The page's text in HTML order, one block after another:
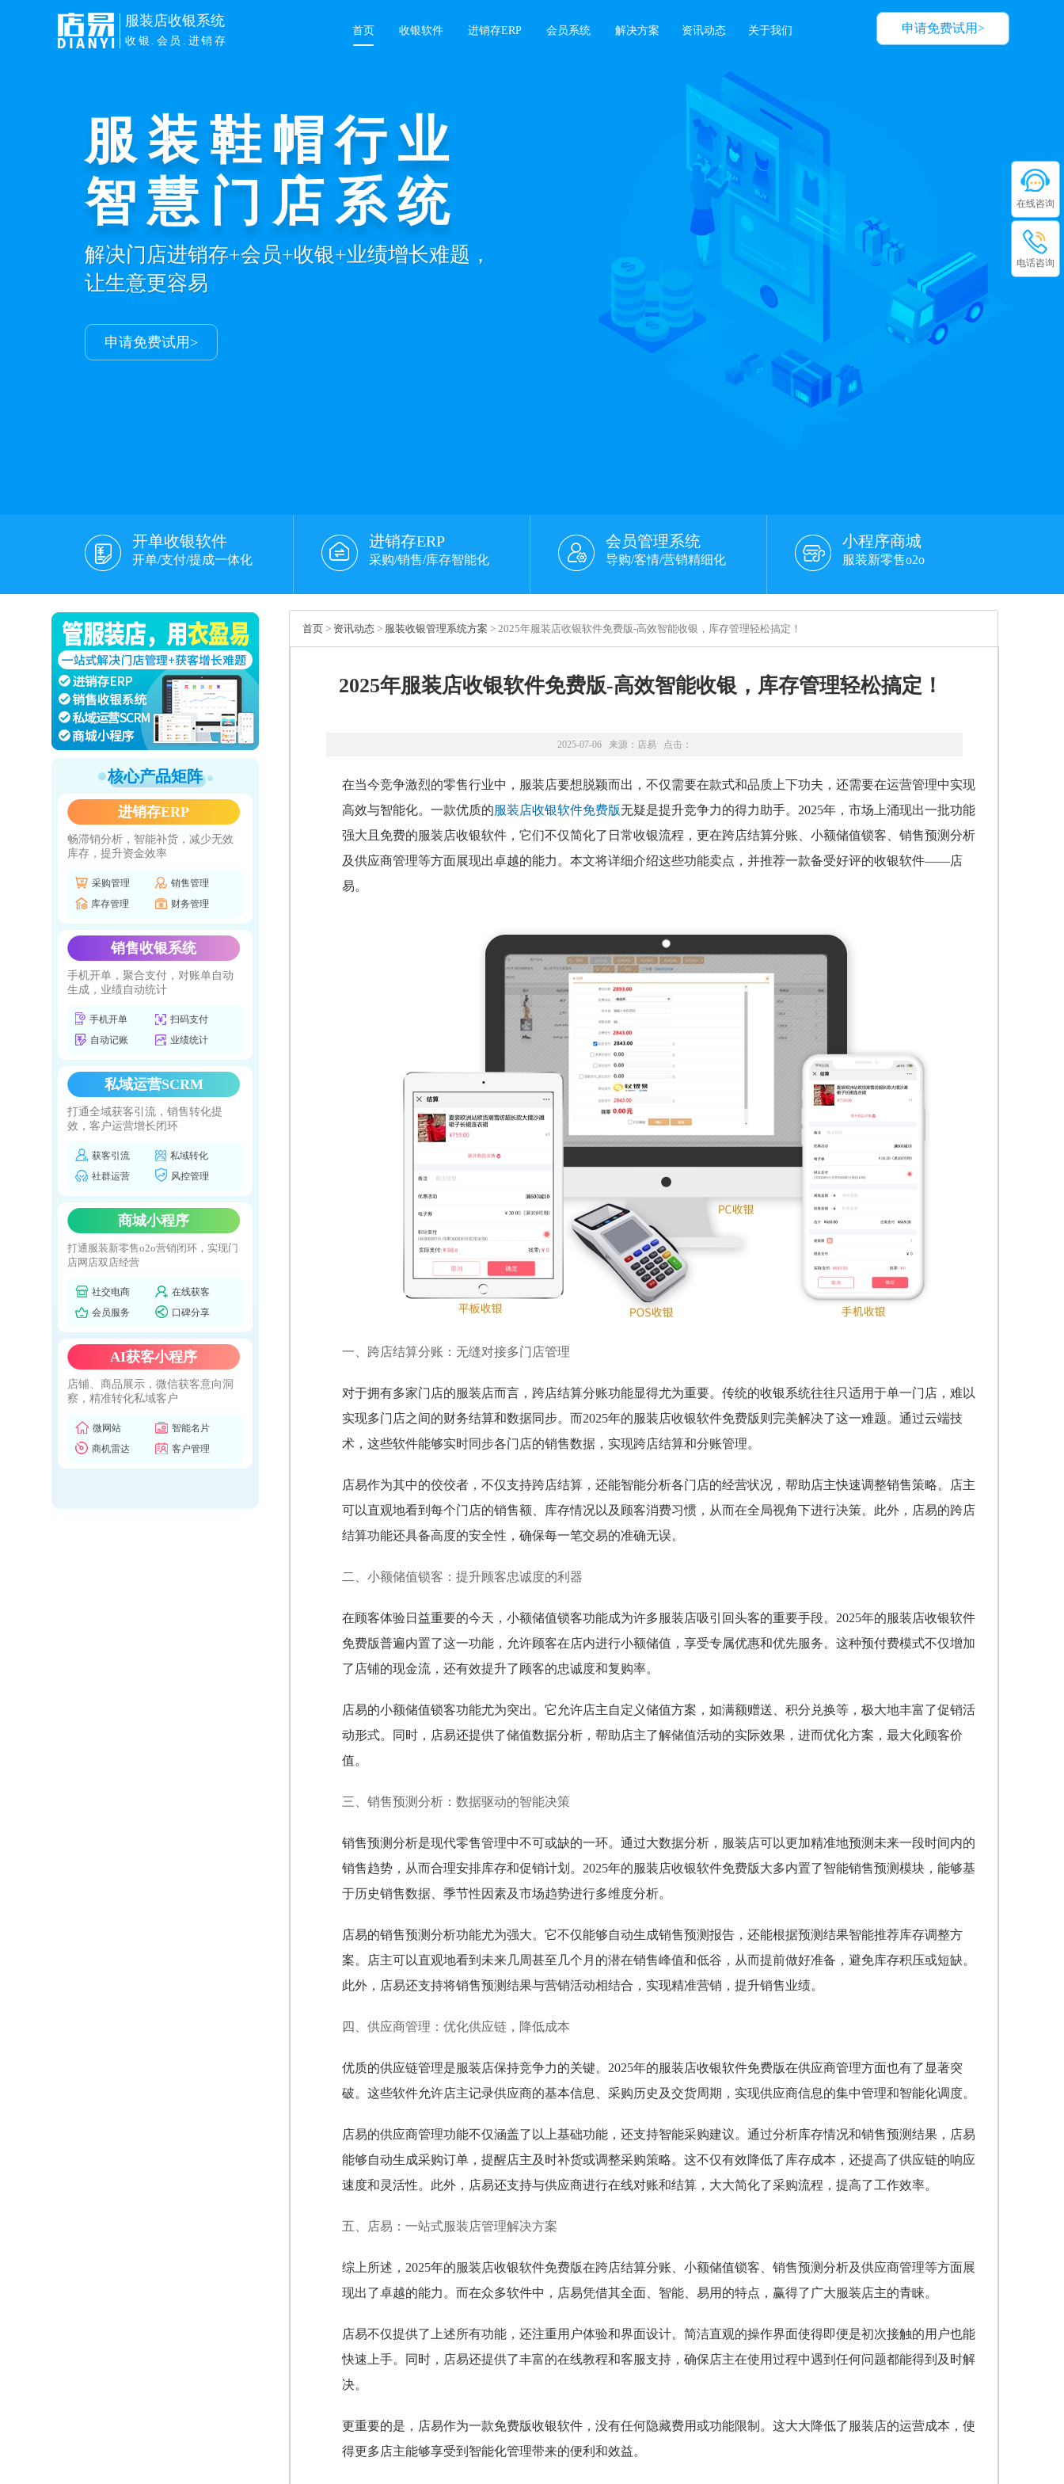
申请免费试用>
服装店收银系统
收银.会员.进销存
首页 收银软件 进销存ERP 会员系统 解决方案 资讯动态 关于我们
服装鞋帽行业
智慧门店系统
解决门店进销存+会员+收银+业绩增长难题，
让生意更容易
申请免费试用>
高效销售收银
PC/手机/平板/pos多端同步开单，微信/支付宝/信
用卡扫码收银，让业绩飞起来
免费申请试用>
开单收银软件
开单/支付/提成一体化
进销存ERP
采购/销售/库存智能化
会员管理系统
导购/客情/营销精细化
小程序商城
服装新零售o2o
核心产品矩阵
进销存ERP
畅滞销分析，智能补货，减少无效
库存，提升资金效率
采购管理
销售管理
库存管理
财务管理
销售收银系统
手机开单，聚合支付，对账单自动
生成，业绩自动统计
手机开单
扫码支付
自动记账
业绩统计
私域运营SCRM
打通全域获客引流，销售转化提
效，客户运营增长闭环
获客引流
私域转化
社群运营
风控管理
商城小程序
打通服装新零售o2o营销闭环，实现门
店网店双店经营
社交电商
在线获客
会员服务
口碑分享
AI获客小程序
店铺、商品展示，微信获客意向洞
察，精准转化私域客户
微网站
智能名片
商机雷达
客户管理
首页 > 资讯动态 > 服装收银管理系统方案 > 2025年服装店收银软件免费版-高效智能收银，库存管理轻松搞定！
2025年服装店收银软件免费版-高效智能收银，库存管理轻松搞定！
2025-07-06 来源： 店易 点击：
在当今竞争激烈的零售行业中，服装店要想脱颖而出，不仅需要在款式和品质上下功夫，还需要在运营管理中实现
高效与智能化。一款优质的服装店收银软件免费版无疑是提升竞争力的得力助手。2025年，市场上涌现出一批功能
强大且免费的服装店收银软件，它们不仅简化了日常收银流程，更在跨店结算分账、小额储值锁客、销售预测分析
及供应商管理等方面展现出卓越的能力。本文将详细介绍这些功能卖点，并推荐一款备受好评的收银软件——店
易。
一、跨店结算分账：无缝对接多门店管理
对于拥有多家门店的服装店而言，跨店结算分账功能显得尤为重要。传统的收银系统往往只适用于单一门店，难以
实现多门店之间的财务结算和数据同步。而2025年的服装店收银软件免费版则完美解决了这一难题。通过云端技
术，这些软件能够实时同步各门店的销售数据，实现跨店结算和分账管理。
店易作为其中的佼佼者，不仅支持跨店结算，还能智能分析各门店的经营状况，帮助店主快速调整销售策略。店主
可以直观地看到每个门店的销售额、库存情况以及顾客消费习惯，从而在全局视角下进行决策。此外，店易的跨店
结算功能还具备高度的安全性，确保每一笔交易的准确无误。
二、小额储值锁客：提升顾客忠诚度的利器
在顾客体验日益重要的今天，小额储值锁客功能成为许多服装店吸引回头客的重要手段。2025年的服装店收银软件
免费版普遍内置了这一功能，允许顾客在店内进行小额储值，享受专属优惠和优先服务。这种预付费模式不仅增加
了店铺的现金流，还有效提升了顾客的忠诚度和复购率。
店易的小额储值锁客功能尤为突出。它允许店主自定义储值方案，如满额赠送、积分兑换等，极大地丰富了促销活
动形式。同时，店易还提供了储值数据分析，帮助店主了解储值活动的实际效果，进而优化方案，最大化顾客价
值。
三、销售预测分析：数据驱动的智能决策
销售预测分析是现代零售管理中不可或缺的一环。通过大数据分析，服装店可以更加精准地预测未来一段时间内的
销售趋势，从而合理安排库存和促销计划。2025年的服装店收银软件免费版大多内置了智能销售预测模块，能够基
于历史销售数据、季节性因素及市场趋势进行多维度分析。
店易的销售预测分析功能尤为强大。它不仅能够自动生成销售预测报告，还能根据预测结果智能推荐库存调整方
案。店主可以直观地看到未来几周甚至几个月的潜在销售峰值和低谷，从而提前做好准备，避免库存积压或短缺。
此外，店易还支持将销售预测结果与营销活动相结合，实现精准营销，提升销售业绩。
四、供应商管理：优化供应链，降低成本
优质的供应链管理是服装店保持竞争力的关键。2025年的服装店收银软件免费版在供应商管理方面也有了显著突
破。这些软件允许店主记录供应商的基本信息、采购历史及交货周期，实现供应商信息的集中管理和智能化调度。
店易的供应商管理功能不仅涵盖了以上基础功能，还支持智能采购建议。通过分析库存情况和销售预测结果，店易
能够自动生成采购订单，提醒店主及时补货或调整采购策略。这不仅有效降低了库存成本，还提高了供应链的响应
速度和灵活性。此外，店易还支持与供应商进行在线对账和结算，大大简化了采购流程，提高了工作效率。
五、店易：一站式服装店管理解决方案
综上所述，2025年的服装店收银软件免费版在跨店结算分账、小额储值锁客、销售预测分析及供应商管理等方面展
现出了卓越的能力。而在众多软件中，店易凭借其全面、智能、易用的特点，赢得了广大服装店主的青睐。
店易不仅提供了上述所有功能，还注重用户体验和界面设计。简洁直观的操作界面使得即便是初次接触的用户也能
快速上手。同时，店易还提供了丰富的在线教程和客服支持，确保店主在使用过程中遇到任何问题都能得到及时解
决。
更重要的是，店易作为一款免费版收银软件，没有任何隐藏费用或功能限制。这大大降低了服装店的运营成本，使
得更多店主能够享受到智能化管理带来的便利和效益。
在线咨询
电话咨询